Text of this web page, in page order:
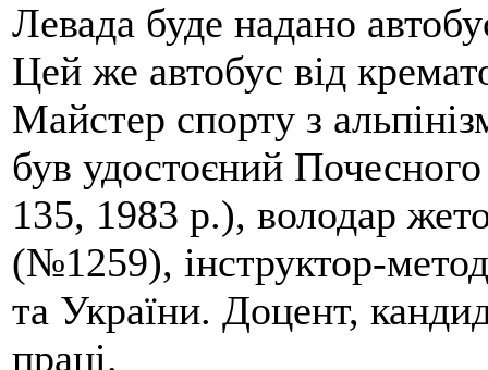
Левада буде надано
Цей же автобус від
Майстер спорту з
був удостоєний
135, 1983 р.), володар
(№1259), інструктор-
та України. Доцент,
праці.